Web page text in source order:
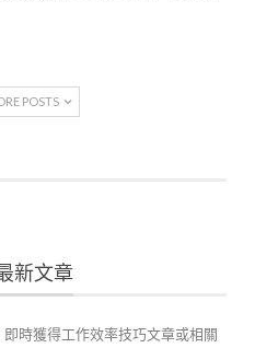
POSTS
新文章
時獲得工作效率技巧文章或相關